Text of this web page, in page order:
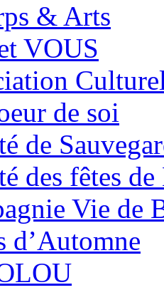
& Arts
VOUS
de soi
de
des fêtes
Vie de
d’Automne